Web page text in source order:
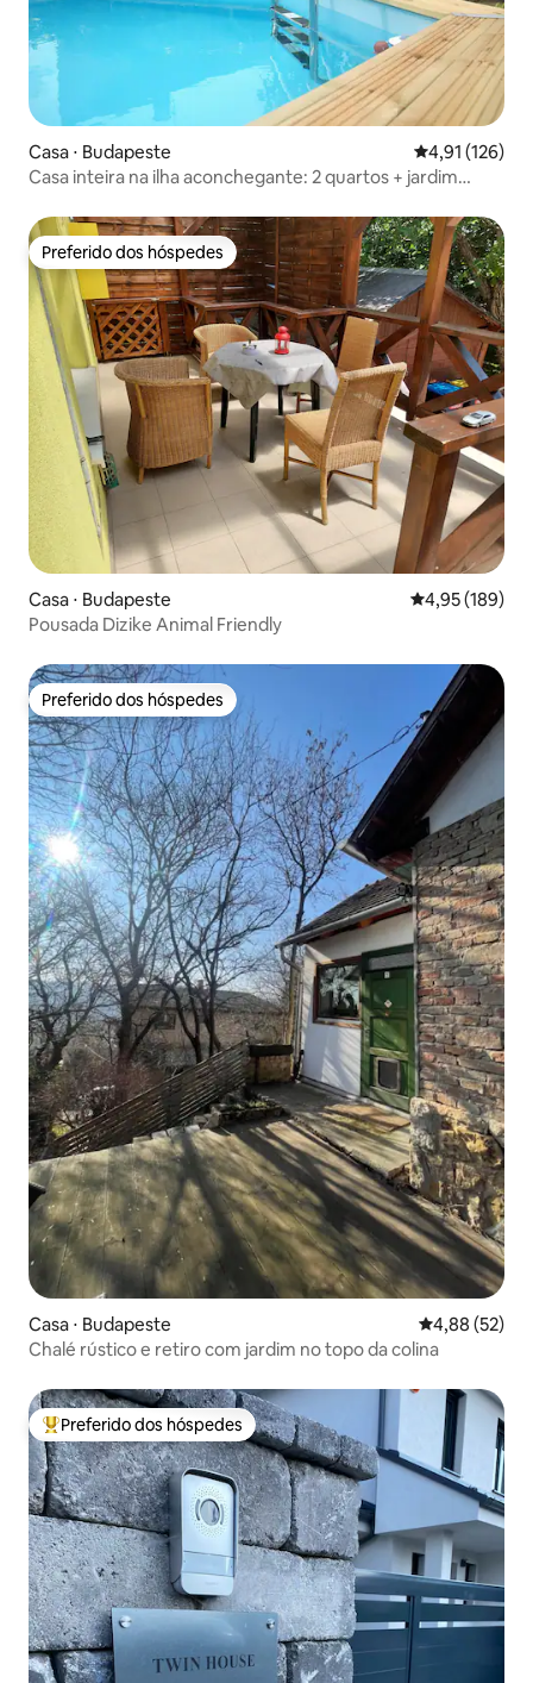
Casa ⋅ Budapeste 4,91 de uma
4,91 (126)
Casa inteira na ilha aconchegante: 2 quartos + jardim
Preferido dos hóspedes
Preferido dos hóspedes
Casa ⋅ Budapeste 4,95 de uma
4,95 (189)
Pousada Dizike Animal Friendly
Preferido dos hóspedes
Preferido dos hóspedes
Casa ⋅ Budapeste 4,88 de uma
4,88 (52)
Chalé rústico e retiro com jardim no topo da colina
Entre os melhores preferidos dos hóspedes
Preferido dos hóspedes